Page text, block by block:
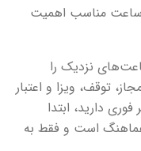
و ساعت مناسب اهمیت
نزدیک را
توقف، ویزا و اعتبار
دارید، ابتدا
هماهنگ است و فقط به